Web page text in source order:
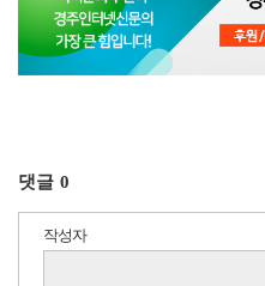
댓글 0
작성자